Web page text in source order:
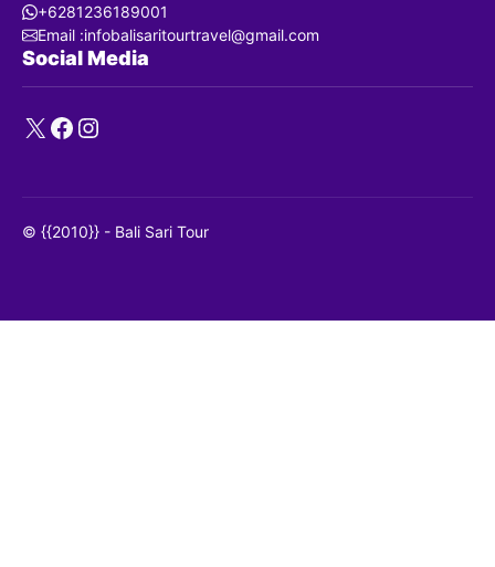
+6281236189001
Email :infobalisaritourtravel@gmail.com
Social Media
X Facebook
Instagram
© {{2010}} - Bali Sari Tour